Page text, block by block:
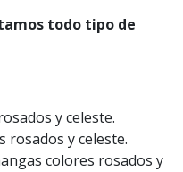
todo tipo de
y celeste.
rosados y celeste.
colores rosados y